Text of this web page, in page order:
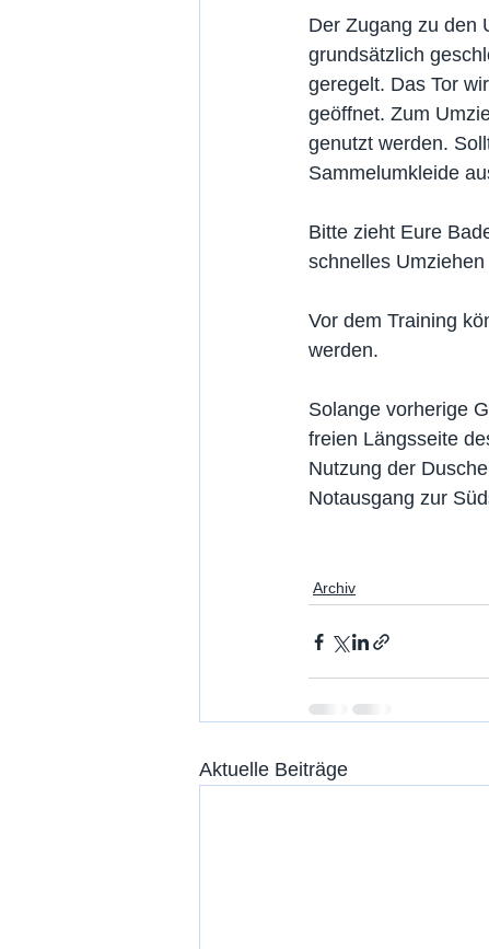
Der Zugang zu den
grundsätzlich
geregelt. Das Tor
geöffnet. Zum
genutzt werden.
Sammelumkleide
Bitte zieht Eure
schnelles
Vor dem Training
werden.
Solange vorherige
freien Längsseite
Nutzung der
Notausgang zur
Archiv
Aktuelle Beiträge